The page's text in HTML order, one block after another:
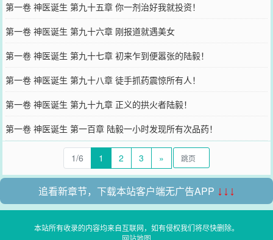
第一卷 神医诞生 第九十五章 你一剂治好我就投资！
第一卷 神医诞生 第九十六章 刚报道就遇美女
第一卷 神医诞生 第九十七章 初来乍到便嚣张的陆毅！
第一卷 神医诞生 第九十八章 徒手抓药震惊所有人！
第一卷 神医诞生 第九十九章 正义的拱火者陆毅！
第一卷 神医诞生 第一百章 陆毅一小时发现所有次品药！
1/6 1 2 3 »
追看新章节，下载本站客户端无广告APP ↓↓↓
本站所有收录的内容均来自互联网，如有侵权我们将尽快删除。
网站地图